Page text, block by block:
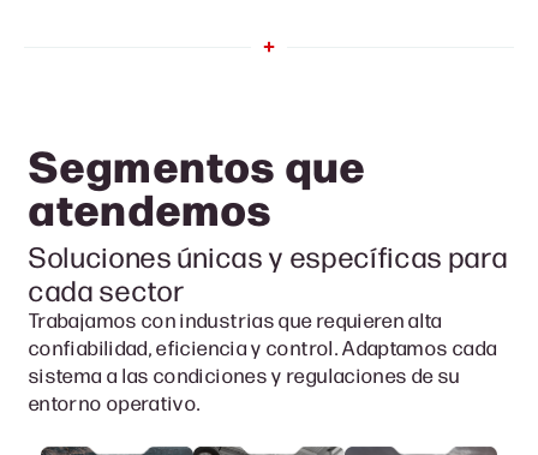
Segmentos que
atendemos
Soluciones únicas y específicas para
cada sector
Trabajamos con industrias que requieren alta
confiabilidad, eficiencia y control. Adaptamos cada
sistema a las condiciones y regulaciones de su
entorno operativo.